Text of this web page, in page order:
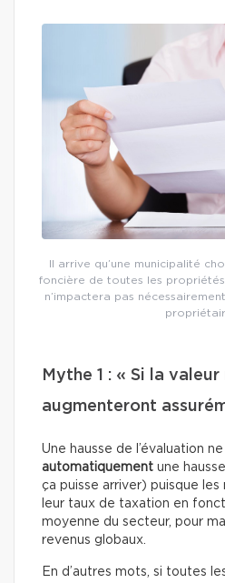
Il arrive qu’une municipalité
foncière de toutes les
n’impactera pas
Mythe 1 : « Si la
augmenteront
Une hausse de l’évaluation
automatiquement une
ça puisse arriver) puisque
leur taux de taxation en
moyenne du secteur, pour
revenus globaux.
En d’autres mots, si toutes